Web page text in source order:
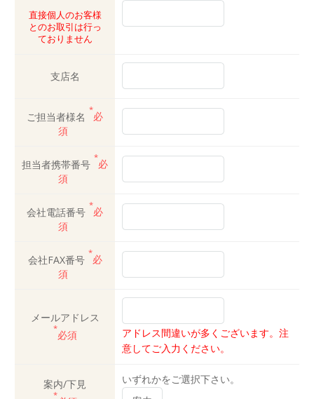
直接個人のお客様
とのお取引は行っ
ておりません
支店名
ご担当者様名
*
必
須
担当者携帯番号
*
必
須
会社電話番号
*
必
須
会社FAX番号
*
必
須
メールアドレス
*
必須
アドレス間違いが多くございます。注
意してご入力ください。
案内/下見
*
いずれかをご選択下さい。